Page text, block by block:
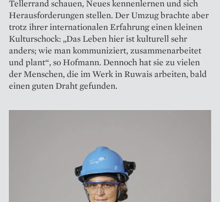
Tellerrand schauen, Neues kennenlernen und sich
Herausforderungen stellen. ­Der Umzug brachte aber
trotz ihrer internationalen Erfahrung einen ­kleinen
Kulturschock: „Das Leben hier ist kulturell sehr
anders; wie man kommuniziert, zusammen­arbeitet
und plant“, so Hofmann. Dennoch hat sie zu vielen
der Men­schen, die im Werk in Ruwais arbeiten, bald
einen guten Draht gefunden.